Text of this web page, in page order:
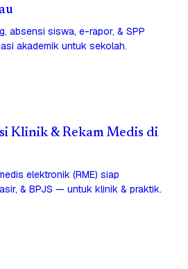
absensi siswa, e-rapor, & SPP
akademik untuk sekolah.
Klinik & Rekam Medis di
elektronik (RME) siap
& BPJS — untuk klinik & praktik.